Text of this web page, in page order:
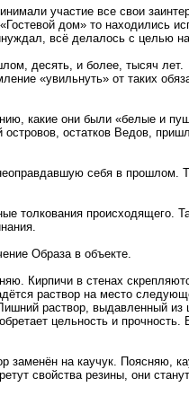
участие все свои
дом» то находились
всё делалось с целью
десять, и более, тысяч лет.
«увильнуть» от таких
какие они были «белые и
остатков Ведов,
себя в прошлом.
толкования
Образа в объекте.
Кирпичи в стенах
раствор на место
раствор, выдавленный
цельность и
на каучук. Поясняю,
свойства резины, они